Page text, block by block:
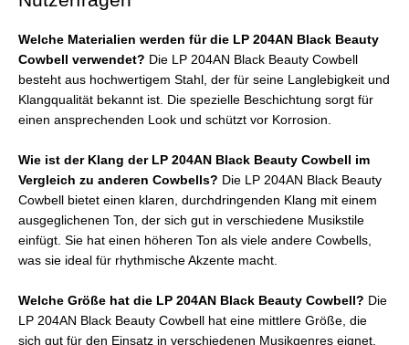
Welche Materialien werden für die LP 204AN Black Beauty
Cowbell verwendet? Die LP 204AN Black Beauty Cowbell
besteht aus hochwertigem Stahl, der für seine Langlebigkeit und
Klangqualität bekannt ist. Die spezielle Beschichtung sorgt für
einen ansprechenden Look und schützt vor Korrosion.
Wie ist der Klang der LP 204AN Black Beauty Cowbell im
Vergleich zu anderen Cowbells? Die LP 204AN Black Beauty
Cowbell bietet einen klaren, durchdringenden Klang mit einem
ausgeglichenen Ton, der sich gut in verschiedene Musikstile
einfügt. Sie hat einen höheren Ton als viele andere Cowbells,
was sie ideal für rhythmische Akzente macht.
Welche Größe hat die LP 204AN Black Beauty Cowbell? Die
LP 204AN Black Beauty Cowbell hat eine mittlere Größe, die
sich gut für den Einsatz in verschiedenen Musikgenres eignet.